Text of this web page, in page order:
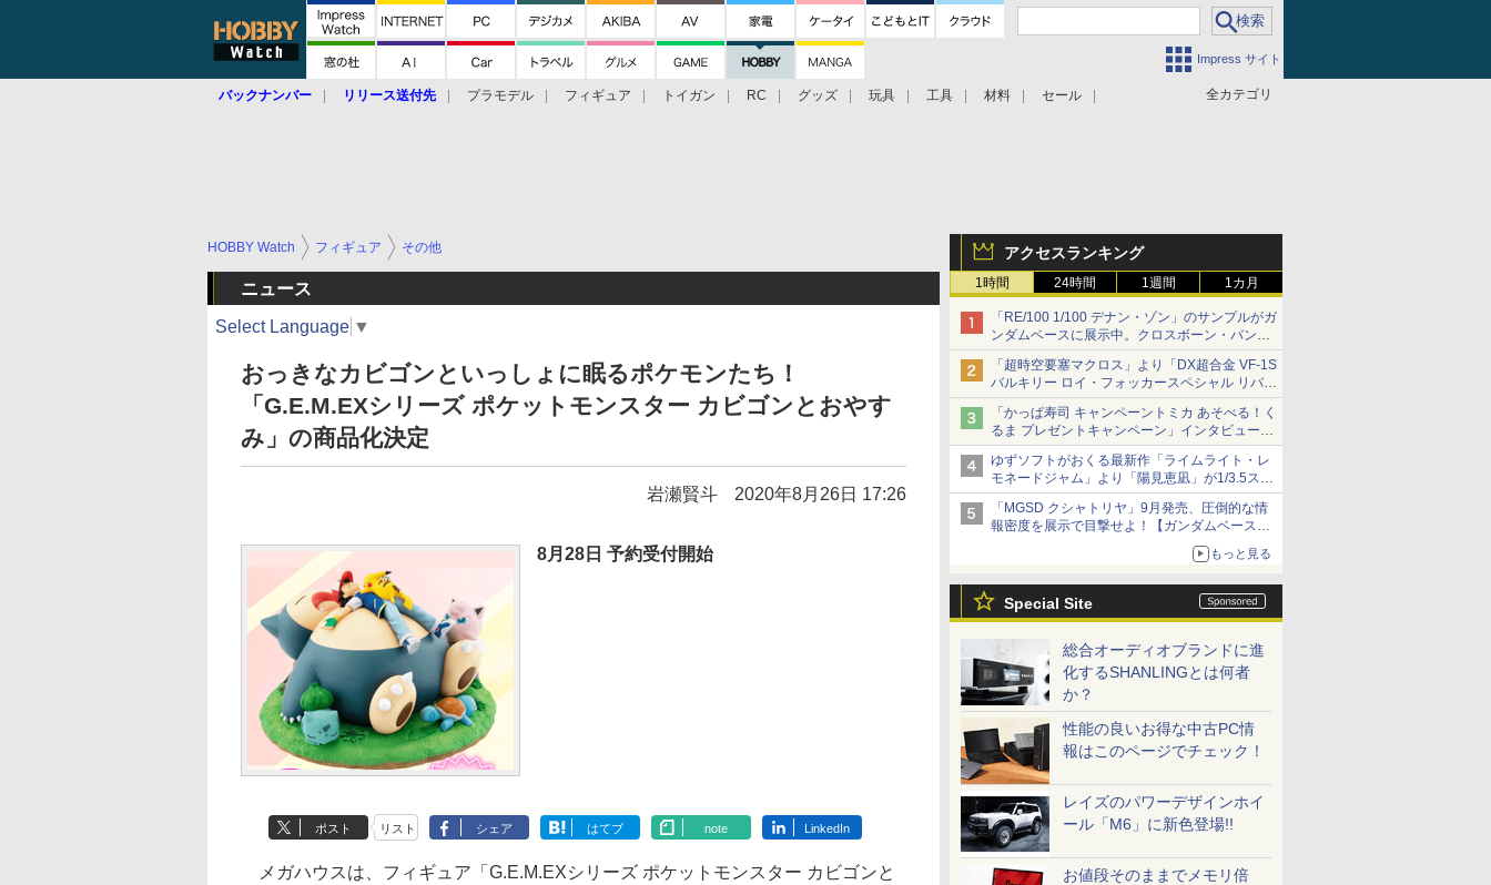
Impress サイト
全カテゴリ
バックナンバー リリース送付先 プラモデル フィギュア トイガン RC グッズ 玩具 工具 材料 セール
アクセスランキング
1時間 24時間 1週間 1カ月
「RE/100 1/100 デナン・ゾン」のサンプルがガ
ンダムベースに展示中。クロスボーン・バンガ
ードの制式量産機が間もなく発送【ガンダムベ
ース撮り下ろし】
「超時空要塞マクロス」より「DX超合金 VF-1S
バルキリー ロイ・フォッカースペシャル リバイ
バルVer.」本日発売！
「かっぱ寿司 キャンペーントミカ あそべる！く
るま プレゼントキャンペーン」インタビュー
子どもが楽しめるかっぱ寿司ならではの体験と
コラボの楽しさを追求
ゆずソフトがおくる最新作「ライムライト・レ
モネードジャム」より「陽見恵凪」が1/3.5スケ
ールフィギュアで登場！
メガネ姿も表現できるオプションパーツが付属
「MGSD クシャトリヤ」9月発売、圧倒的な情
報密度を展示で目撃せよ！【ガンダムベース撮
もっと見る
Special Site
総合オーディオブランドに進
化するSHANLINGとは何者
か？
性能の良いお得な中古PC情
報はこのページでチェック！
レイズのパワーデザインホイ
ール「M6」に新色登場!!
お値段そのままでメモリ倍
HOBBY Watch フィギュア その他
ニュース
Select Language ▼
おっきなカビゴンといっしょに眠るポケモンたち！
「G.E.M.EXシリーズ ポケットモンスター カビゴンとおやす
み」の商品化決定
岩瀬賢斗 2020年8月26日 17:26
8月28日 予約受付開始
ポスト リスト シェア はてブ note LinkedIn
メガハウスは、フィギュア「G.E.M.EXシリーズ ポケットモンスター カビゴンと